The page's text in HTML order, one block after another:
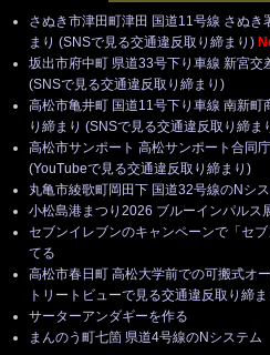
さぬき市津田町津田 国道11号線 さぬ
まり (SNSで見る交通違反取り締まり)
坂出市府中町 県道33号下り車線 新宮交
(SNSで見る交通違反取り締まり)
高松市亀井町 国道11号下り車線 南新
り締まり (SNSで見る交通違反取り締ま
高松市サンポート 高松サンポート合同
(YouTubeで見る交通違反取り締まり)
丸亀市綾歌町岡田下 国道32号線のNシ
小松島港まつり2026 ブルーインパルス
セブンイレブンのキャンペーンで「セ
てる
高松市春日町 高松大学前での可搬式オ
トリートビューで見る交通違反取り締
サーターアンダギーを作る
まんのう町七箇 県道4号線のNシステム